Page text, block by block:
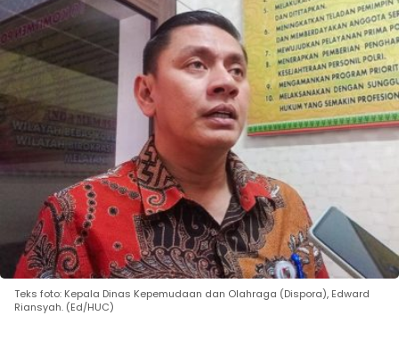
Teks foto: Kepala Dinas Kepemudaan dan Olahraga (Dispora), Edward
Riansyah. (Ed/HUC)